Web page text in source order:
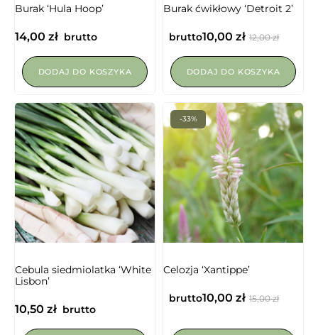
Burak ‘Hula Hoop’
14,00 zł brutto
DODAJ DO KOSZYKA
Burak ćwikłowy ‘Detroit 2’
12,00zł
10,00 zł
brutto
DODAJ DO KOSZYKA
Cebula siedmiolatka ‘White
Lisbon’
10,50 zł brutto
-33%
Celozja ‘Xantippe’
15,00zł
10,00 zł
brutto